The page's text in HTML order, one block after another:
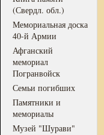
(Свердл. обл.)
Мемориальная доска
40-й Армии
Афганский
мемориал
Погранвойск
Семьи погибших
Памятники и
мемориалы
Музей "Шурави"